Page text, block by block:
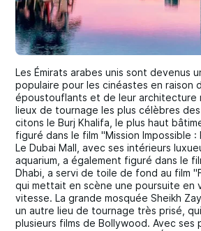
Les Émirats arabes unis sont devenus
populaire pour les cinéastes en raison
époustouflants et de leur architecture
lieux de tournage les plus célèbres des
citons le Burj Khalifa, le plus haut
figuré dans le film "Mission Impossible
Le Dubai Mall, avec ses intérieurs
aquarium, a également figuré dans le
Dhabi, a servi de toile de fond au film
qui mettait en scène une poursuite en
vitesse. La grande mosquée Sheikh
un autre lieu de tournage très prisé,
plusieurs films de Bollywood. Avec ses